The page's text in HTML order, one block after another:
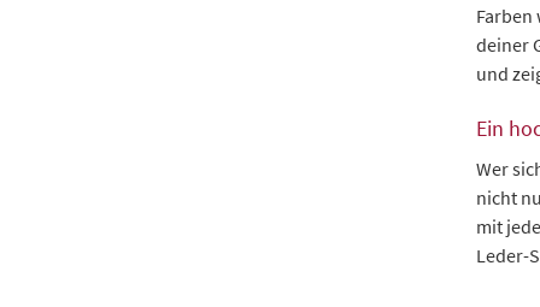
Farben
deiner
und
Ein
Wer
nicht
mit
Leder-